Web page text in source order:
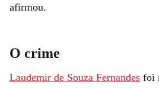
afirmou.
O crime
Laudemir de Souza Fernandes foi